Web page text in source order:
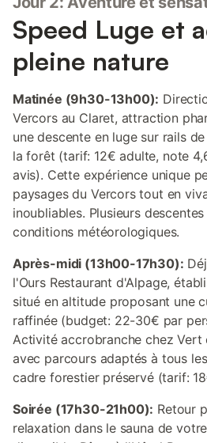
Speed Luge et
pleine nature
Matinée (9h30-13h00):
Vercors au Claret, attraction
une descente en luge sur rails
la forêt (tarif: 12€ adulte, note
avis). Cette expérience unique
paysages du Vercors tout en
inoubliables. Plusieurs
conditions météorologiques.
Après-midi (13h00-17h30):
l'Ours Restaurant d'Alpage,
situé en altitude proposant une
raffinée (budget: 22-30€ par
Activité accrobranche chez Vert
avec parcours adaptés à tous
cadre forestier préservé (tarif:
Soirée (17h30-21h00): Retour
relaxation dans le sauna de